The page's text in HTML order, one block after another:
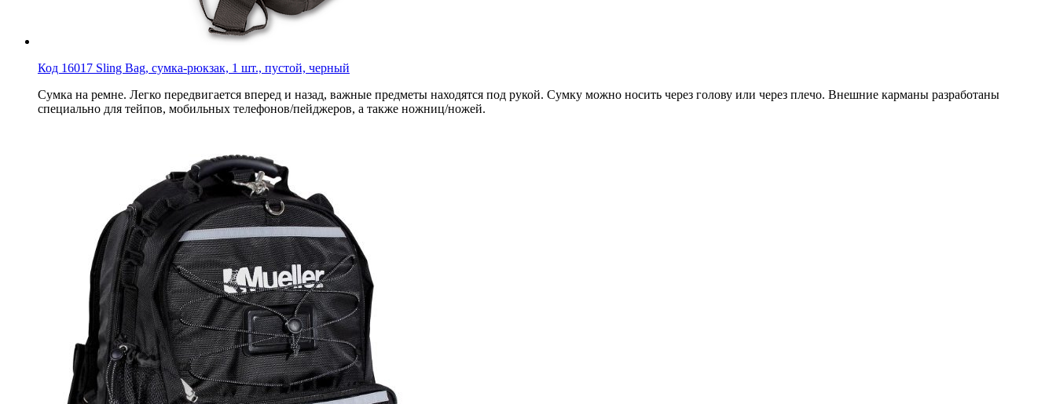
Код 16017 Sling Bag, сумка-рюкзак, 1 шт., пустой, черный
Сумка на ремне. Легко передвигается вперед и назад, важные предметы находятся под рукой. Сумку можно носить через голову или через плечо. Внешние карманы разработаны
специально для тейпов, мобильных телефонов/пейджеров, а также ножниц/ножей.